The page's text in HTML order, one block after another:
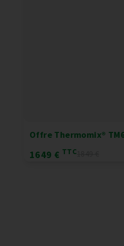
Offre Thermomix®
1649 € TTC